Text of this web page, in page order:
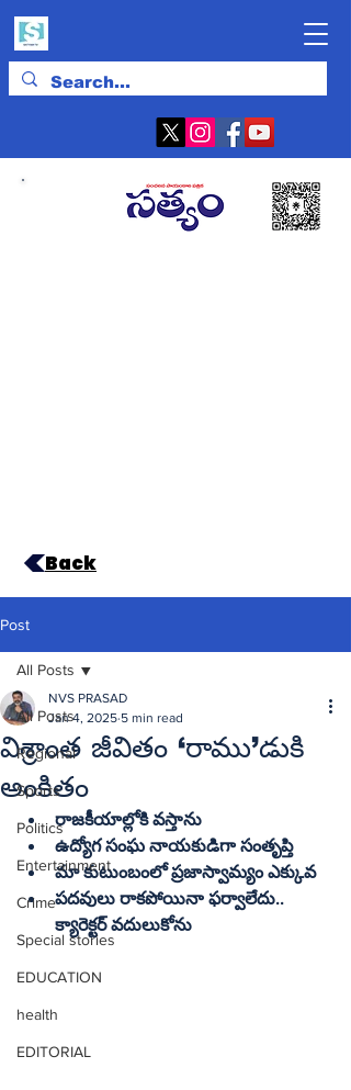
Back
Post
All Posts
Regional
Sports
Politics
Entertainment
Crime
Special stories
EDUCATION
health
EDITORIAL
All Posts
విశ్రాంత జీవితం ‘రాము’డుకి
అంకితం
NVS PRASAD
Jan 4, 2025 5 min read
రాజకీయాల్లోకి వస్తాను
ఉద్యోగ సంఘ నాయకుడిగా సంతృప్తి
మా కుటుంబంలో ప్రజాస్వామ్యం ఎక్కువ
పదవులు రాకపోయినా ఫర్వాలేదు..
క్యారెక్టర్‌ వదులుకోను